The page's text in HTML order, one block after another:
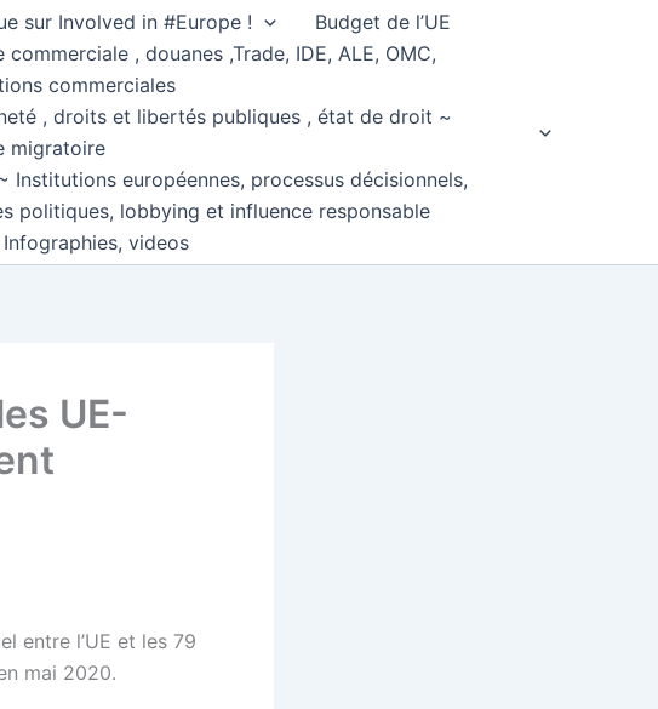
sur Involved in #Europe !
Budget de l’UE
commerciale , douanes ,Trade, IDE, ALE, OMC,
commerciales
, droits et libertés publiques , état de droit ~
migratoire
Institutions européennes, processus décisionnels,
politiques, lobbying et influence responsable
videos
UE-
entre l’UE et les 79
mai 2020.